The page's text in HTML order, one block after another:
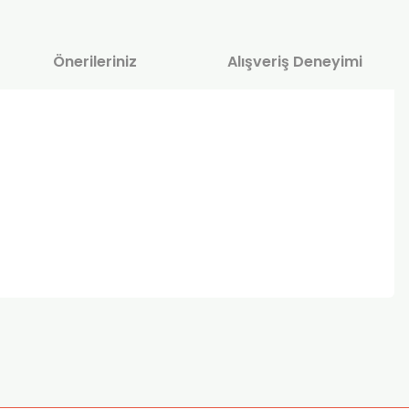
Önerileriniz Alışveriş Deneyimi